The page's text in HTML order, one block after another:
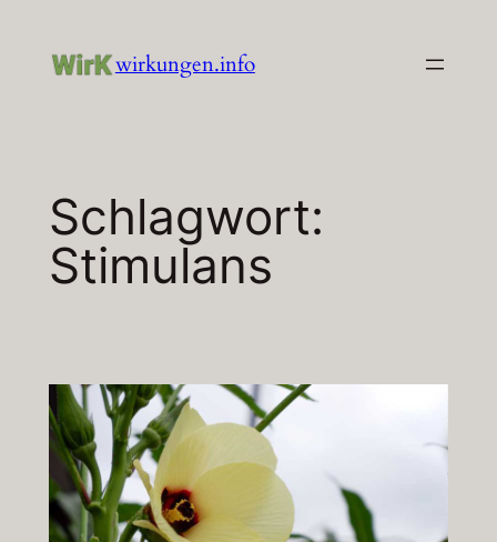
Inhalt
wirkungen.info
Schlagwort:
Stimulans